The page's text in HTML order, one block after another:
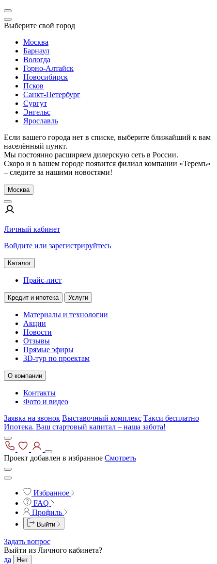
Выберите свой город
Москва
Барнаул
Вологда
Горно-Алтайск
Новосибирск
Псков
Санкт-Петербург
Сургут
Энгельс
Ярославль
Если вашего города нет в списке, выберите ближайший к вам
населённый пункт.
Мы постоянно расширяем дилерскую сеть в России.
Скоро и в вашем городе появится филиал компании «Теремъ»
– следите за нашими новостями!
Москва
Личный кабинет
Войдите или зарегистрируйтесь
Каталог
Прайс-лист
Кредит и ипотека Услуги
Материалы и технологии
Акции
Новости
Отзывы
Прямые эфиры
3D-тур по проектам
О компании
Контакты
Фото и видео
Заявка на звонок Выставочный комплекс Такси бесплатно
Ипотека. Ваш стартовый капитал – наша забота!
Проект добавлен в избранное Смотреть
Избранное
FAQ
Профиль
Выйти
Задать вопрос
Выйти из Личного кабинета?
да
Нет